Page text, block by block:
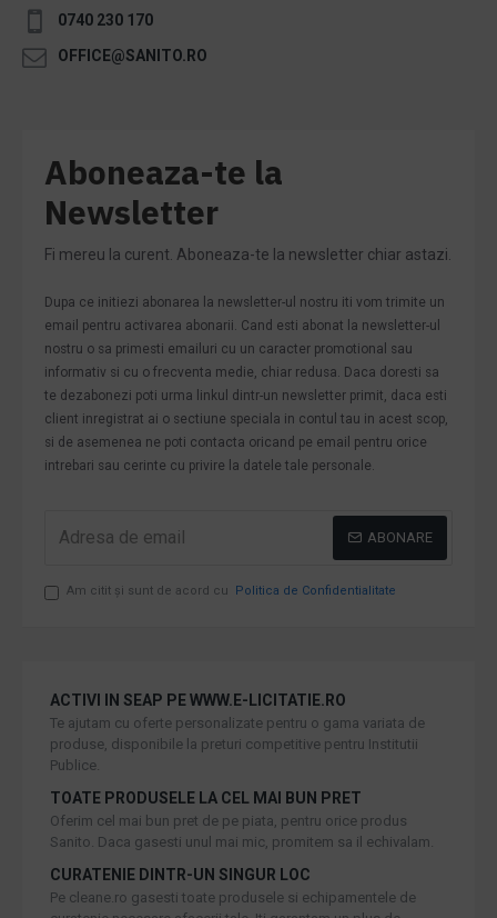
0740 230 170
OFFICE@SANITO.RO
Aboneaza-te la
Newsletter
Fi mereu la curent. Aboneaza-te la newsletter chiar astazi.
Dupa ce initiezi abonarea la newsletter-ul nostru iti vom trimite un
email pentru activarea abonarii. Cand esti abonat la newsletter-ul
nostru o sa primesti emailuri cu un caracter promotional sau
informativ si cu o frecventa medie, chiar redusa. Daca doresti sa
te dezabonezi poti urma linkul dintr-un newsletter primit, daca esti
client inregistrat ai o sectiune speciala in contul tau in acest scop,
si de asemenea ne poti contacta oricand pe email pentru orice
intrebari sau cerinte cu privire la datele tale personale.
ABONARE
Am citit şi sunt de acord cu Politica de Confidentialitate
ACTIVI IN SEAP PE WWW.E-LICITATIE.RO
Te ajutam cu oferte personalizate pentru o gama variata de
produse, disponibile la preturi competitive pentru Institutii
Publice.
TOATE PRODUSELE LA CEL MAI BUN PRET
Oferim cel mai bun pret de pe piata, pentru orice produs
Sanito. Daca gasesti unul mai mic, promitem sa il echivalam.
CURATENIE DINTR-UN SINGUR LOC
Pe cleane.ro gasesti toate produsele si echipamentele de